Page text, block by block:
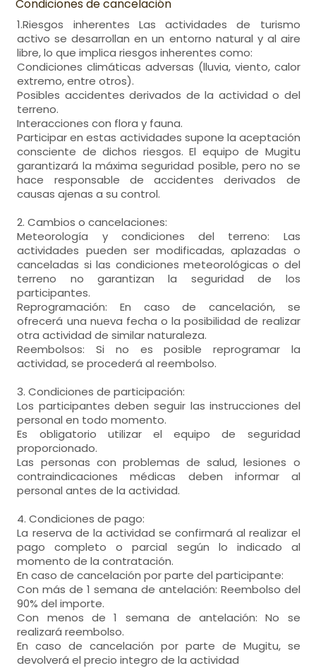
Condiciones de cancelación
1.Riesgos inherentes Las actividades de turismo
activo se desarrollan en un entorno natural y al aire
libre, lo que implica riesgos inherentes como:
Condiciones climáticas adversas (lluvia, viento, calor
extremo, entre otros).
Posibles accidentes derivados de la actividad o del
terreno.
Interacciones con flora y fauna.
Participar en estas actividades supone la aceptación
consciente de dichos riesgos. El equipo de Mugitu
garantizará la máxima seguridad posible, pero no se
hace responsable de accidentes derivados de
causas ajenas a su control.
2. Cambios o cancelaciones:
Meteorología y condiciones del terreno: Las
actividades pueden ser modificadas, aplazadas o
canceladas si las condiciones meteorológicas o del
terreno no garantizan la seguridad de los
participantes.
Reprogramación: En caso de cancelación, se
ofrecerá una nueva fecha o la posibilidad de realizar
otra actividad de similar naturaleza.
Reembolsos: Si no es posible reprogramar la
actividad, se procederá al reembolso.
3. Condiciones de participación:
Los participantes deben seguir las instrucciones del
personal en todo momento.
Es obligatorio utilizar el equipo de seguridad
proporcionado.
Las personas con problemas de salud, lesiones o
contraindicaciones médicas deben informar al
personal antes de la actividad.
4. Condiciones de pago:
La reserva de la actividad se confirmará al realizar el
pago completo o parcial según lo indicado al
momento de la contratación.
En caso de cancelación por parte del participante:
Con más de 1 semana de antelación: Reembolso del
90% del importe.
Con menos de 1 semana de antelación: No se
realizará reembolso.
En caso de cancelación por parte de Mugitu, se
devolverá el precio integro de la actividad